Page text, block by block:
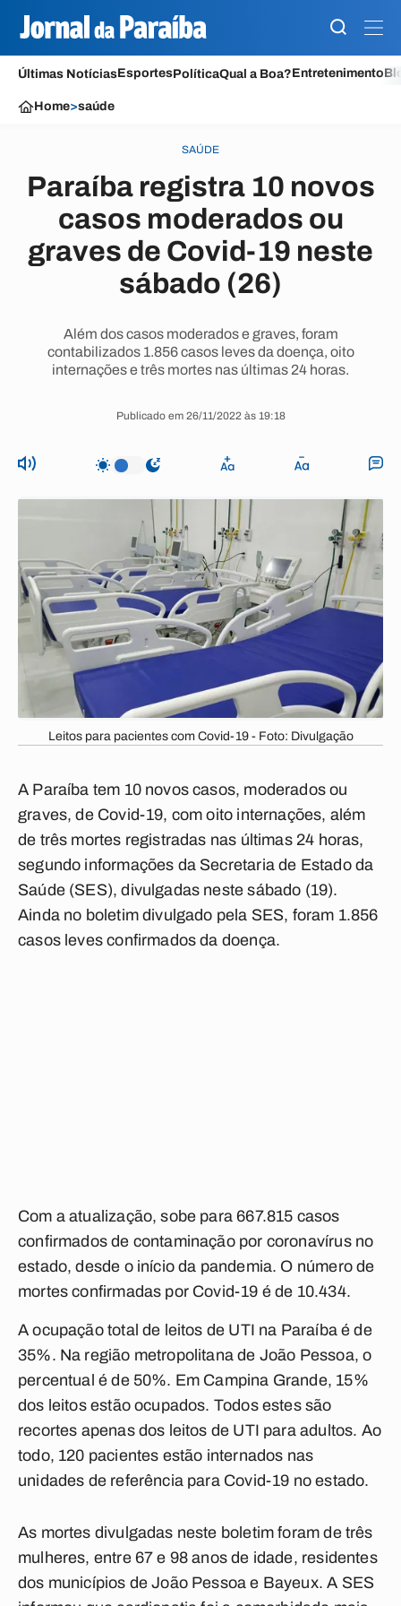
Últimas NotíciasEsportesPolíticaQual a Boa?Entretenimento
Home>saúde
SAÚDE
Paraíba registra 10 novos
casos moderados ou
graves de Covid-19 neste
sábado (26)
Além dos casos moderados e graves, foram
contabilizados 1.856 casos leves da doença, oito
internações e três mortes nas últimas 24 horas.
Publicado em 26/11/2022 às 19:18
Leitos para pacientes com Covid-19 - Foto: Divulgação
A Paraíba tem 10 novos casos, moderados ou
graves, de Covid-19, com oito internações, além
de três mortes registradas nas últimas 24 horas,
segundo informações da Secretaria de Estado da
Saúde (SES), divulgadas neste sábado (19).
Ainda no boletim divulgado pela SES, foram 1.856
casos leves confirmados da doença.
Com a atualização, sobe para 667.815 casos
confirmados de contaminação por coronavírus no
estado, desde o início da pandemia. O número de
mortes confirmadas por Covid-19 é de 10.434.
A ocupação total de leitos de UTI na Paraíba é de
35%. Na região metropolitana de João Pessoa, o
percentual é de 50%. Em Campina Grande, 15%
dos leitos estão ocupados. Todos estes são
recortes apenas dos leitos de UTI para adultos. Ao
todo, 120 pacientes estão internados nas
unidades de referência para Covid-19 no estado.
As mortes divulgadas neste boletim foram de três
mulheres, entre 67 e 98 anos de idade, residentes
dos municípios de João Pessoa e Bayeux. A SES